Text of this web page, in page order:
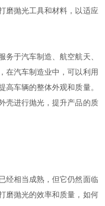
磨抛光工具和材料，以适应
于汽车制造、航空航天、
在汽车制造业中，可以利用
高车辆的整体外观和质量。
壳进行抛光，提升产品的质
相当成熟，但它仍然面临
磨抛光的效率和质量，如何